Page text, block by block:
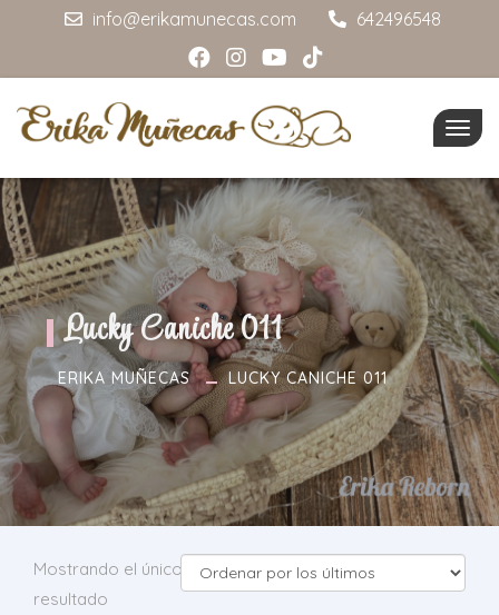
info@erikamunecas.com 642496548
Lucky Caniche 011
ERIKA MUÑECAS LUCKY CANICHE 011
Mostrando el único
resultado